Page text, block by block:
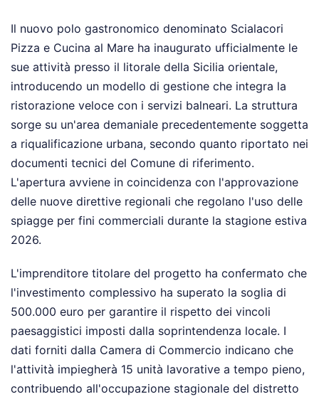
Il nuovo polo gastronomico denominato Scialacori
Pizza e Cucina al Mare ha inaugurato ufficialmente le
sue attività presso il litorale della Sicilia orientale,
introducendo un modello di gestione che integra la
ristorazione veloce con i servizi balneari. La struttura
sorge su un'area demaniale precedentemente soggetta
a riqualificazione urbana, secondo quanto riportato nei
documenti tecnici del Comune di riferimento.
L'apertura avviene in coincidenza con l'approvazione
delle nuove direttive regionali che regolano l'uso delle
spiagge per fini commerciali durante la stagione estiva
2026.
L'imprenditore titolare del progetto ha confermato che
l'investimento complessivo ha superato la soglia di
500.000 euro per garantire il rispetto dei vincoli
paesaggistici imposti dalla soprintendenza locale. I
dati forniti dalla Camera di Commercio indicano che
l'attività impiegherà 15 unità lavorative a tempo pieno,
contribuendo all'occupazione stagionale del distretto